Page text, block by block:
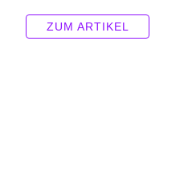
ZUM ARTIKEL